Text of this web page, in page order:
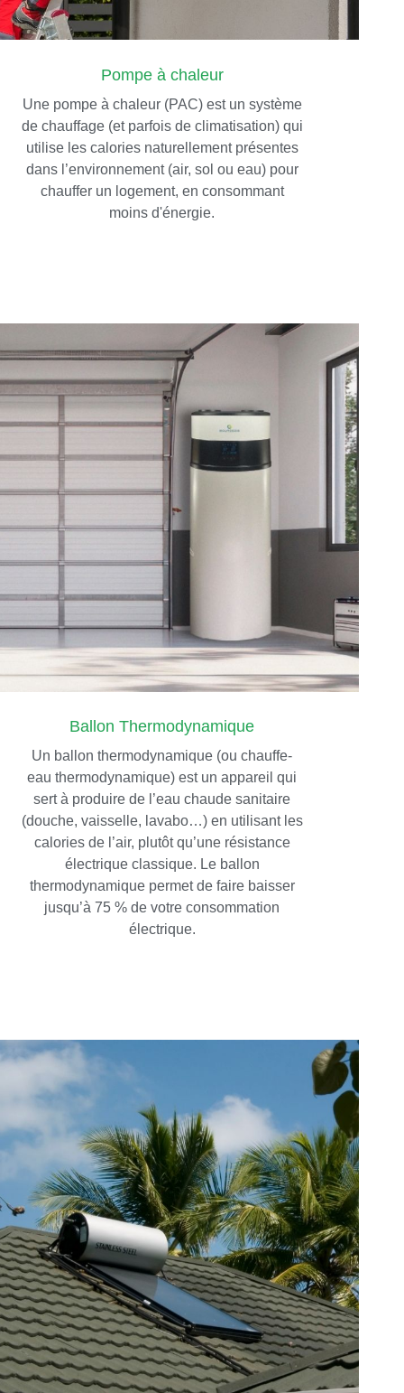
Pompe à chaleur
Une pompe à chaleur (PAC) est un système
de chauffage (et parfois de climatisation) qui
utilise les calories naturellement présentes
dans l’environnement (air, sol ou eau) pour
chauffer un logement, en consommant
moins d'énergie.
Ballon Thermodynamique
Un ballon thermodynamique (ou chauffe-
eau thermodynamique) est un appareil qui
sert à produire de l’eau chaude sanitaire
(douche, vaisselle, lavabo…) en utilisant les
calories de l’air, plutôt qu’une résistance
électrique classique. Le ballon
thermodynamique permet de faire baisser
jusqu’à 75 % de votre consommation
électrique.